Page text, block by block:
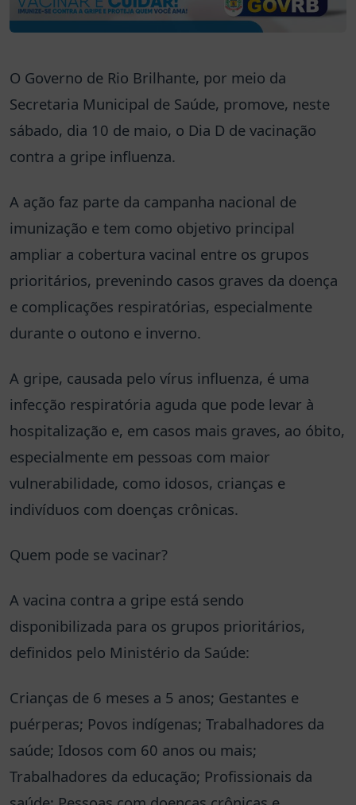
O Governo de Rio Brilhante, por meio da
Secretaria Municipal de Saúde, promove, neste
sábado, dia 10 de maio, o Dia D de vacinação
contra a gripe influenza.
A ação faz parte da campanha nacional de
imunização e tem como objetivo principal
ampliar a cobertura vacinal entre os grupos
prioritários, prevenindo casos graves da doença
e complicações respiratórias, especialmente
durante o outono e inverno.
A gripe, causada pelo vírus influenza, é uma
infecção respiratória aguda que pode levar à
hospitalização e, em casos mais graves, ao óbito,
especialmente em pessoas com maior
vulnerabilidade, como idosos, crianças e
indivíduos com doenças crônicas.
Quem pode se vacinar?
A vacina contra a gripe está sendo
disponibilizada para os grupos prioritários,
definidos pelo Ministério da Saúde:
Crianças de 6 meses a 5 anos; Gestantes e
puérperas; Povos indígenas; Trabalhadores da
saúde; Idosos com 60 anos ou mais;
Trabalhadores da educação; Profissionais da